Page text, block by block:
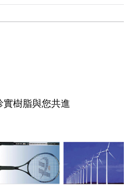
實樹脂與您共進